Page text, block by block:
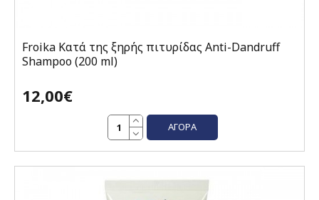
Froika Κατά της ξηρής πιτυρίδας Anti-Dandruff
Shampoo (200 ml)
12,00€
ΑΓΟΡΆ